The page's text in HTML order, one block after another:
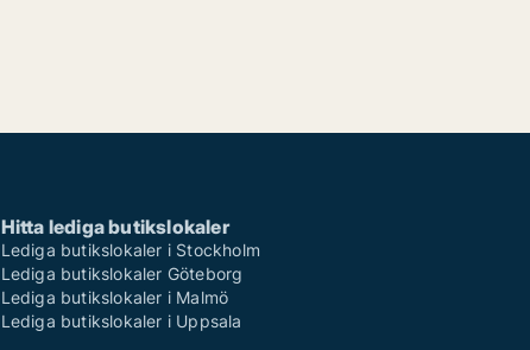
Hitta lediga butikslokaler
Lediga butikslokaler i Stockholm
Lediga butikslokaler Göteborg
Lediga butikslokaler i Malmö
Lediga butikslokaler i Uppsala